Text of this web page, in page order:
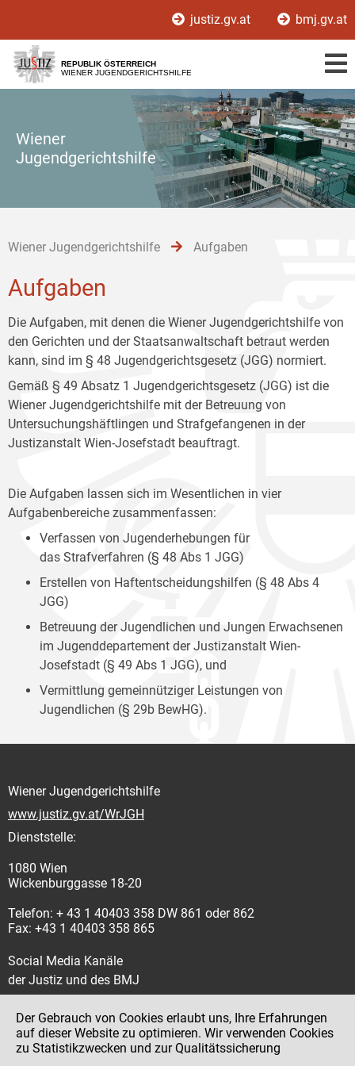
[1]
[2]
[3]
justiz.gv.at bmj.gv.at
REPUBLIK ÖSTERREICH
WIENER JUGENDGERICHTSHILFE
Wiener
Jugendgerichtshilfe
Wiener Jugendgerichtshilfe Aufgaben
Aufgaben
Die Aufgaben, mit denen die Wiener Jugendgerichtshilfe von
den Gerichten und der Staatsanwaltschaft betraut werden
kann, sind im § 48 Jugendgerichtsgesetz (JGG) normiert.
Gemäß § 49 Absatz 1 Jugendgerichtsgesetz (JGG) ist die
Wiener Jugendgerichtshilfe mit der Betreuung von
Untersuchungshäftlingen und Strafgefangenen in der
Justizanstalt Wien-Josefstadt beauftragt.
Die Aufgaben lassen sich im Wesentlichen in vier
Aufgabenbereiche zusammenfassen:
Verfassen von Jugenderhebungen für
das Strafverfahren (§ 48 Abs 1 JGG)
Erstellen von Haftentscheidungshilfen (§ 48 Abs 4
JGG)
Betreuung der Jugendlichen und Jungen Erwachsenen
im Jugenddepartement der Justizanstalt Wien-
Josefstadt (§ 49 Abs 1 JGG), und
Vermittlung gemeinnütziger Leistungen von
Jugendlichen (§ 29b BewHG).
Wiener Jugendgerichtshilfe
www.justiz.gv.at/WrJGH
Dienststelle:
1080 Wien
Wickenburggasse 18-20
Telefon: + 43 1 40403 358 DW 861 oder 862
Fax: +43 1 40403 358 865
Social Media Kanäle
der Justiz und des BMJ
Impressum
Der Gebrauch von Cookies erlaubt uns, Ihre Erfahrungen
auf dieser Website zu optimieren. Wir verwenden Cookies
zu Statistikzwecken und zur Qualitätssicherung